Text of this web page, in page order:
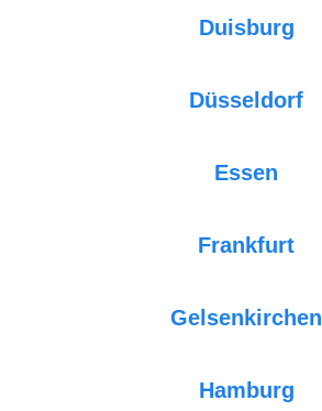
Duisburg
Düsseldorf
Essen
Frankfurt
Gelsenkirchen
Hamburg